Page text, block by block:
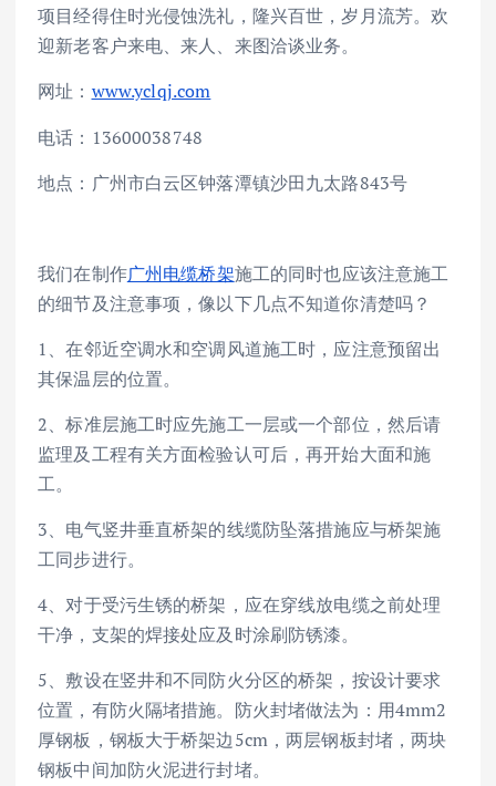
项目经得住时光侵蚀洗礼，隆兴百世，岁月流芳。欢
迎新老客户来电、来人、来图洽谈业务。
网址： www.yclqj.com
电话：13600038748
地点：广州市白云区钟落潭镇沙田九太路843号
我们在制作广州电缆桥架施工的同时也应该注意施工
的细节及注意事项，像以下几点不知道你清楚吗？
1、在邻近空调水和空调风道施工时，应注意预留出
其保温层的位置。
2、标准层施工时应先施工一层或一个部位，然后请
监理及工程有关方面检验认可后，再开始大面和施
工。
3、电气竖井垂直桥架的线缆防坠落措施应与桥架施
工同步进行。
4、对于受污生锈的桥架，应在穿线放电缆之前处理
干净，支架的焊接处应及时涂刷防锈漆。
5、敷设在竖井和不同防火分区的桥架，按设计要求
位置，有防火隔堵措施。防火封堵做法为：用4mm2
厚钢板，钢板大于桥架边5cm，两层钢板封堵，两块
钢板中间加防火泥进行封堵。